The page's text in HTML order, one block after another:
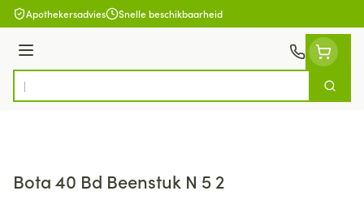
Ga naar de inhoud
Apothekersadvies Snelle beschikbaarheid
Menu
Product, merk, categorie...
Zoek
Bota 40 Bd Beenstuk N 5 2